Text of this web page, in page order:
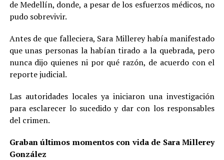
de Medellín, donde, a pesar de los esfuerzos médicos, no
pudo sobrevivir.
Antes de que falleciera, Sara Millerey había manifestado
que unas personas la habían tirado a la quebrada, pero
nunca dijo quienes ni por qué razón, de acuerdo con el
reporte judicial.
Las autoridades locales ya iniciaron una investigación
para esclarecer lo sucedido y dar con los responsables
del crimen.
Graban últimos momentos con vida de Sara Millerey
González